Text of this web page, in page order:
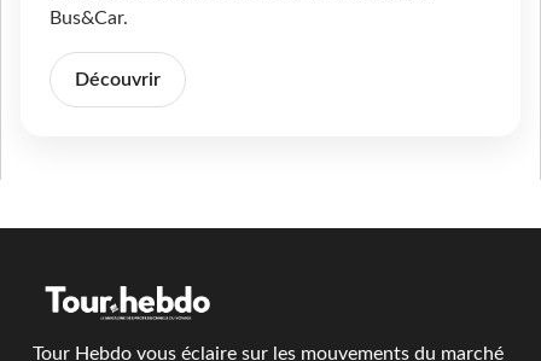
Bus&Car.
Découvrir
Tour Hebdo vous éclaire sur les mouvements du marché